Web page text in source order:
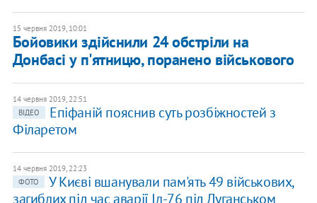
15 червня 2019, 10:01
Бойовики здійснили 24 обстріли на
Донбасі у п'ятницю, поранено військового
14 червня 2019, 22:51
ВІДЕО
Епіфаній пояснив суть розбіжностей з
Філаретом
14 червня 2019, 22:23
ФОТО
У Києві вшанували пам'ять 49 військових,
загиблих під час аварії Іл-76 під Луганськом